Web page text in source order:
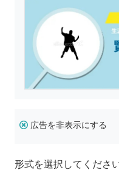
広告を非表示にする
形式を選択してくださ